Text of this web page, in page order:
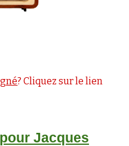
? Cliquez sur le lien
Jacques